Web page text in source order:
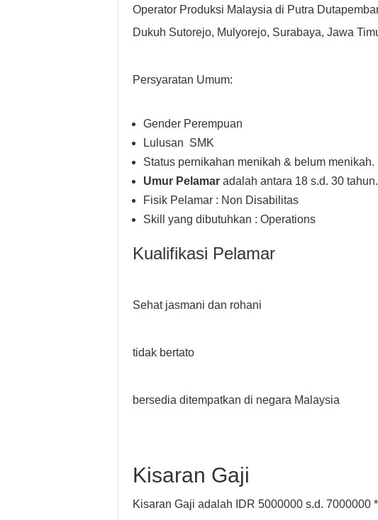
Operator Produksi Malaysia di Putra
Dukuh Sutorejo, Mulyorejo, Surabaya, Jawa
Persyaratan Umum:
Gender Perempuan
Lulusan SMK
Status pernikahan menikah & belum menikah.
Umur Pelamar adalah antara 18 s.d. 30 tahun.
Fisik Pelamar : Non Disabilitas
Skill yang dibutuhkan : Operations
Kualifikasi Pelamar
Sehat jasmani dan rohani
tidak bertato
bersedia ditempatkan di negara Malaysia
Kisaran Gaji
Kisaran Gaji adalah IDR 5000000 s.d. 7000000 *